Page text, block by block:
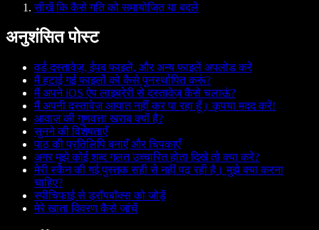
सीखें कि कैसे गति को समायोजित या बदलें
अनुशंसित पोस्ट
वर्ड दस्तावेज़, ईपब फाइलें, और अन्य फाइलें अपलोड करें
मैं हटाई गई फाइलों को कैसे पुनर्स्थापित करूं?
मैं अपने iOS ऐप लाइब्रेरी से दस्तावेज़ कैसे चलाऊं?
मैं अपनी दस्तावेज़ आयात नहीं कर पा रहा हूँ। कृपया मदद करें!
आवाज़ की गुणवत्ता खराब क्यों है?
सुनने की विशेषताएँ
पाठ की प्रतिलिपि बनाएँ और चिपकाएँ
अगर मुझे कोई शब्द गलत उच्चारित होता दिखे तो क्या करें?
मेरी स्कैन की गई पुस्तक सही से नहीं पढ़ रही है। मुझे क्या करना
चाहिए?
स्पीचिफाई से ड्रॉपबॉक्स को जोड़ें
मेरे खाता विवरण कैसे जांचें